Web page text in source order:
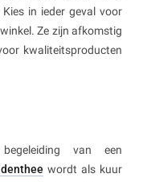
in ieder geval voor
Ze zijn afkomstig
kwaliteitsproducten
van een
wordt als kuur